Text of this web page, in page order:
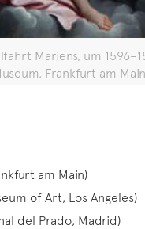
Mariens, um
Frankfurt am
am Main)
of Art, Los Angeles)
del Prado, Madrid)